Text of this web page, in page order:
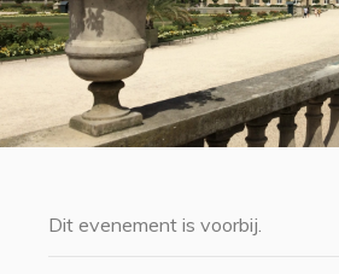
Dit evenement is voorbij.